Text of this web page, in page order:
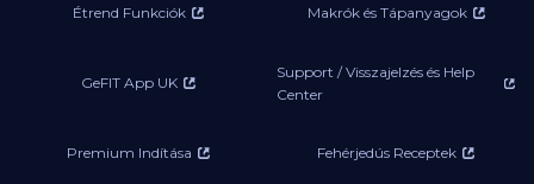
Étrend Funkciók Makrók és Tápanyagok
GeFIT App UK
Support / Visszajelzés és Help
Center
Premium Indítása Fehérjedús Receptek